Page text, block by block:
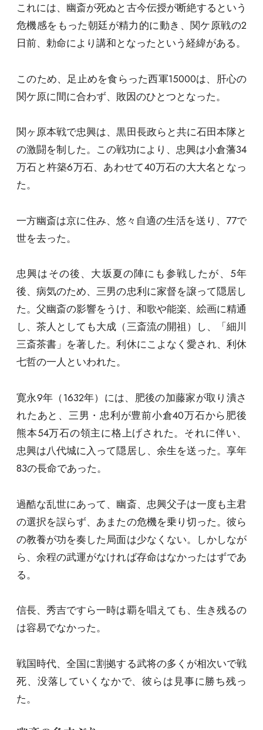
これには、幽斎が死ぬと古今伝授が断絶するという
危機感をもった朝廷が精力的に動き、関ケ原戦の2
日前、勅命により講和となったという経緯がある。
このため、足止めを食らった西軍15000は、肝心の
関ケ原に間に合わず、敗因のひとつとなった。
関ヶ原本戦で忠興は、黒田長政らと共に石田本隊と
の激闘を制した。この戦功により、忠興は小倉藩34
万石と杵築6万石、あわせて40万石の大大名となっ
た。
一方幽斎は京に住み、悠々自適の生活を送り、77で
世を去った。
忠興はその後、大坂夏の陣にも参戦したが、5年
後、病気のため、三男の忠利に家督を譲って隠居し
た。父幽斎の影響をうけ、和歌や能楽、絵画に精通
し、茶人としても大成（三斎流の開祖）し、「細川
三斎茶書」を著した。利休にこよなく愛され、利休
七哲の一人といわれた。
寛永9年（1632年）には、肥後の加藤家が取り潰さ
れたあと、三男・忠利が豊前小倉40万石から肥後
熊本54万石の領主に格上げされた。それに伴い、
忠興は八代城に入って隠居し、余生を送った。享年
83の長命であった。
過酷な乱世にあって、幽斎、忠興父子は一度も主君
の選択を誤らず、あまたの危機を乗り切った。彼ら
の教養が功を奏した局面は少なくない。しかしなが
ら、余程の武運がなければ存命はなかったはずであ
る。
信長、秀吉ですら一時は覇を唱えても、生き残るの
は容易でなかった。
戦国時代、全国に割拠する武将の多くが相次いで戦
死、没落していくなかで、彼らは見事に勝ち残っ
た。